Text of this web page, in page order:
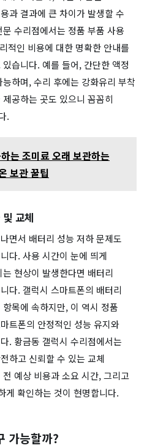
과 결과에 큰 차이가 발생할 수
수리점에서는 정품 부품 사용
적인 비용에 대한 명확한 안내를
습니다. 예를 들어, 간단한 액정
하며, 수리 후에는 강화유리 부착
공하는 곳도 있으니 꼼꼼히
.
는 조미료 오래 보관하는
보관 꿀팁
교체
면서 배터리 성능 저하 문제도
다. 사용 시간이 눈에 띄게
현상이 발생한다면 배터리
다. 갤럭시 스마트폰의 배터리
목에 속하지만, 이 역시 정품
트폰의 안정적인 성능 유지와
. 황금동 갤럭시 수리점에서는
하고 신뢰할 수 있는 교체
예상 비용과 소요 시간, 그리고
게 확인하는 것이 현명합니다.
가능할까?